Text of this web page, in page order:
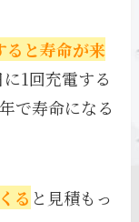
と寿命が来
1回充電する
で寿命になる
る と見積もっ